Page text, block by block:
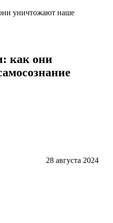
уничтожают наше
как они
28 августа 2024